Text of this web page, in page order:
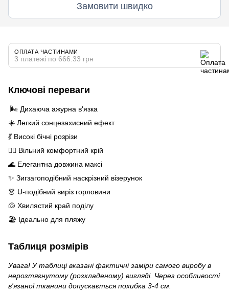
Замовити швидко
ОПЛАТА ЧАСТИНАМИ
3 платежі по 666.33 грн
Ключові переваги
🌬️ Дихаюча ажурна в'язка
☀️ Легкий сонцезахисний ефект
💃 Високі бічні розрізи
🧘‍♀️ Вільний комфортний крій
🌊 Елегантна довжина максі
✨ Зигзагоподібний наскрізний візерунок
👗 U-подібний виріз горловини
🐚 Хвилястий край поділу
🏖️ Ідеально для пляжу
Таблиця розмірів
Увага! У таблиці вказані фактичні заміри самого виробу в
нерозтягнутому (розкладеному) вигляді. Через особливості
в'язаної тканини допускається похибка 3-4 см.